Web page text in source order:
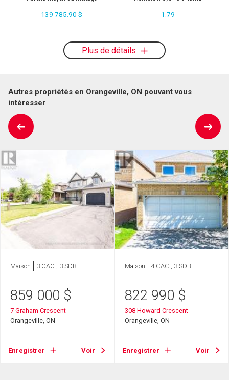
139 785.90 $ 1.79
Plus de détails
Autres propriétés en Orangeville, ON pouvant vous
intéresser
Maison 3 CAC , 3 SDB
859 000 $
7 Graham Crescent
Orangeville, ON
Enregistrer Voir
Maison 4 CAC , 3 SDB
822 990 $
308 Howard Crescent
Orangeville, ON
Enregistrer Voir